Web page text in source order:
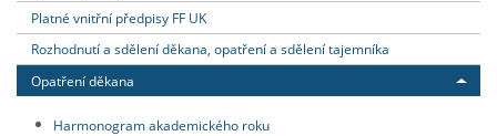
Platné vnitřní předpisy FF UK
Rozhodnutí a sdělení děkana, opatření a sdělení tajemníka
Opatření děkana
Harmonogram akademického roku